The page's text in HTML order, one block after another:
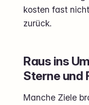
kosten fast
zurück.
Raus ins
Sterne und
Manche Ziele